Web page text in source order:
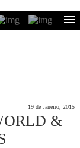
19 de Janeiro, 2015
&